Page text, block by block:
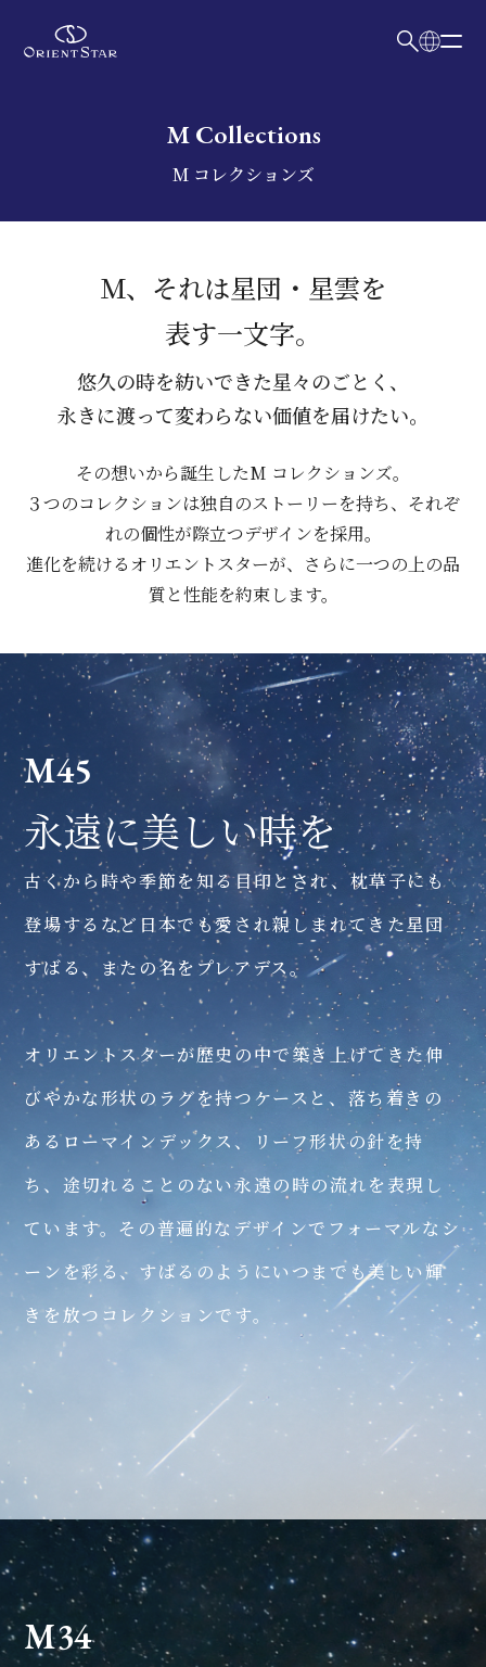
検索キーワード入力M Collections
M コレクションズ
Ｍ、それは星団・星雲を
表す一文字。
悠久の時を紡いできた星々のごとく、
永きに渡って変わらない価値を届けたい。
その想いから誕生したM コレクションズ。
３つのコレクションは独自のストーリーを持ち、それぞ
れの個性が際立つデザインを採用。
進化を続けるオリエントスターが、さらに一つの上の品
質と性能を約束します。
M45
永遠に美しい時を
古くから時や季節を知る目印とされ、枕草子にも
登場するなど日本でも愛され親しまれてきた星団
すばる、またの名をプレアデス。
オリエントスターが歴史の中で築き上げてきた伸
びやかな形状のラグを持つケースと、落ち着きの
あるローマインデックス、リーフ形状の針を持
ち、途切れることのない永遠の時の流れを表現し
ています。その普遍的なデザインでフォーマルなシ
ーンを彩る、すばるのようにいつまでも美しい輝
きを放つコレクションです。
F7 Mechanical Moon Phase
M45 F7メカニカルムーンフェイズ
F8 Mechanical Moon Phase Hand winding
M45 F8 メカニカルムーンフェイズ
ハンドワインディング
F8 Skeleton Hand Winding
M45 F8 スケルトン
ハンドワインディング
F7 Small Second
M45 F7 スモールセコンド
M34